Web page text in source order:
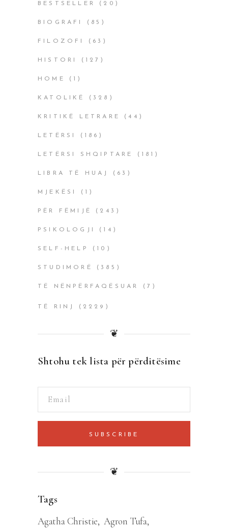
BESTSELLER (20)
BIOGRAFI (85)
FILOZOFI (63)
HISTORI (127)
HOME (1)
KATOLIKË (328)
KRITIKË LETRARE (44)
LETËRSI (186)
LETËRSI SHQIPTARE (181)
LIBRA TË HUAJ (63)
MJEKËSI (1)
PËR FËMIJË (243)
PSIKOLOGJI (14)
SELF-HELP (10)
STUDIMORË (385)
TË NËNPËRFAQËSUAR (7)
TË RINJ (2229)
❦
Shtohu tek lista për përditësime
SUBSCRIBE
❦
Tags
Agatha Christie Agron Tufa